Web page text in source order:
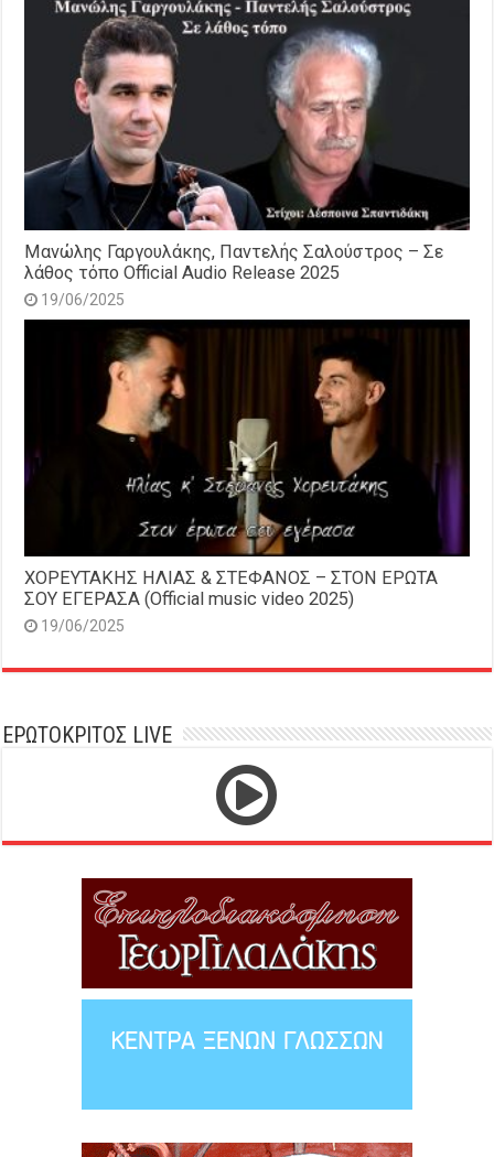
Μανώλης Γαργουλάκης, Παντελής Σαλούστρος – Σε
λάθος τόπο Official Audio Release 2025
19/06/2025
ΧΟΡΕΥΤΑΚΗΣ ΗΛΙΑΣ & ΣΤΕΦΑΝΟΣ – ΣΤΟΝ ΕΡΩΤΑ
ΣΟΥ ΕΓΕΡΑΣΑ (Official music video 2025)
19/06/2025
ΕΡΩΤΟΚΡΙΤΟΣ LIVE